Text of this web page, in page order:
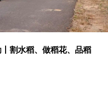
割水稻、做稻花、品稻